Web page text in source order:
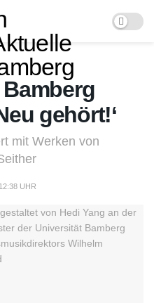
gehört!‘
mit Werken von
UHR